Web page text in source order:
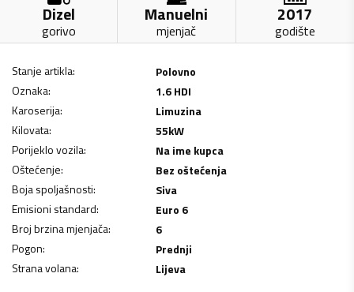
Dizel
gorivo
Manuelni
mjenjač
2017
godište
Stanje artikla:
Polovno
Oznaka:
1.6 HDI
Karoserija:
Limuzina
Kilovata: 55kW
Porijeklo vozila:
Na ime kupca
Oštećenje:
Bez oštećenja
Boja spoljašnosti:
Siva
Emisioni standard:
Euro 6
Broj brzina mjenjača:
6
Pogon:
Prednji
Strana volana: Lijeva